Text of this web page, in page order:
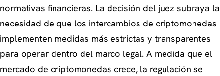
normativas financieras. La decisión del juez subraya la
necesidad de que los intercambios de criptomonedas
implementen medidas más estrictas y transparentes
para operar dentro del marco legal. A medida que el
mercado de criptomonedas crece, la regulación se